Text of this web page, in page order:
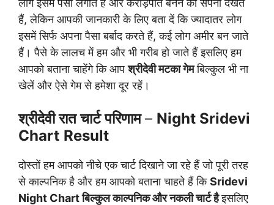
लोग इसमें पैसा लगाते हैं और करोड़पति बनने का सपना देखते
हैं, लेकिन आपकी जानकारी के लिए बता दें कि ज्यादातर लोग
इसमें सिर्फ अपना पैसा बर्बाद करते हैं, कई लोग अमीर बन जाते
हैं। पैसे के लालच में हम और भी गरीब हो जाते हैं इसलिए हम
आपको बताना चाहेंगे कि आपश्रीदेवी मटका गेमबिल्कुल भी ना
खेलें और ऐसे गेम से हमेशा दूर रहें।
श्रीदेवी रात चार्ट परिणाम– Night Sridevi
Chart Result
दोस्तों हम आपको नीचे एक चार्ट दिखाने जा रहे हैं जो पूरी तरह
से काल्पनिक है और हम आपको बताना चाहते हैं किSridevi
Night Chartबिल्कुल काल्पनिक और नकली चार्ट हैइसलिए